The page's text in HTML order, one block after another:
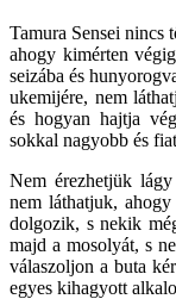
Tamura Sensei nincs
ahogy kimérten
seizába és
ukemijére, nem
és hogyan hajtja
sokkal nagyobb és
Nem érezhetjük
nem láthatjuk,
dolgozik, s nekik
majd a mosolyát, s
válaszoljon a buta
egyes kihagyott